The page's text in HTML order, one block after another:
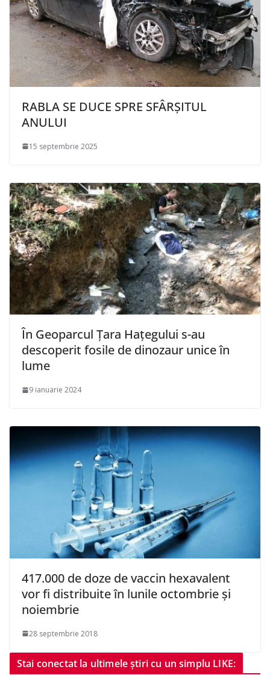
RABLA SE DUCE SPRE SFÂRȘITUL
ANULUI
15 septembrie 2025
În Geoparcul Țara Hațegului s-au
descoperit fosile de dinozaur unice în
lume
9 ianuarie 2024
417.000 de doze de vaccin hexavalent
vor fi distribuite în lunile octombrie şi
noiembrie
28 septembrie 2018
Stai conectat la ultimele știri cu un simplu LIKE: